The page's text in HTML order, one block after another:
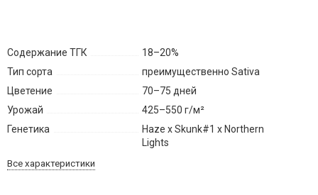
Содержание ТГК
18–20%
Тип сорта
преимущественно Sativa
Цветение
70–75 дней
Урожай
425–550 г/м²
Генетика
Haze x Skunk#1 x Northern
Lights
Все характеристики